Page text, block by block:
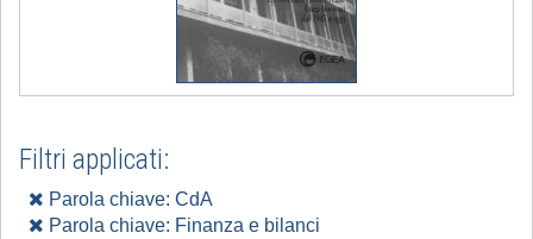
Filtri applicati:
Parola chiave: CdA
Parola chiave: Finanza e bilanci